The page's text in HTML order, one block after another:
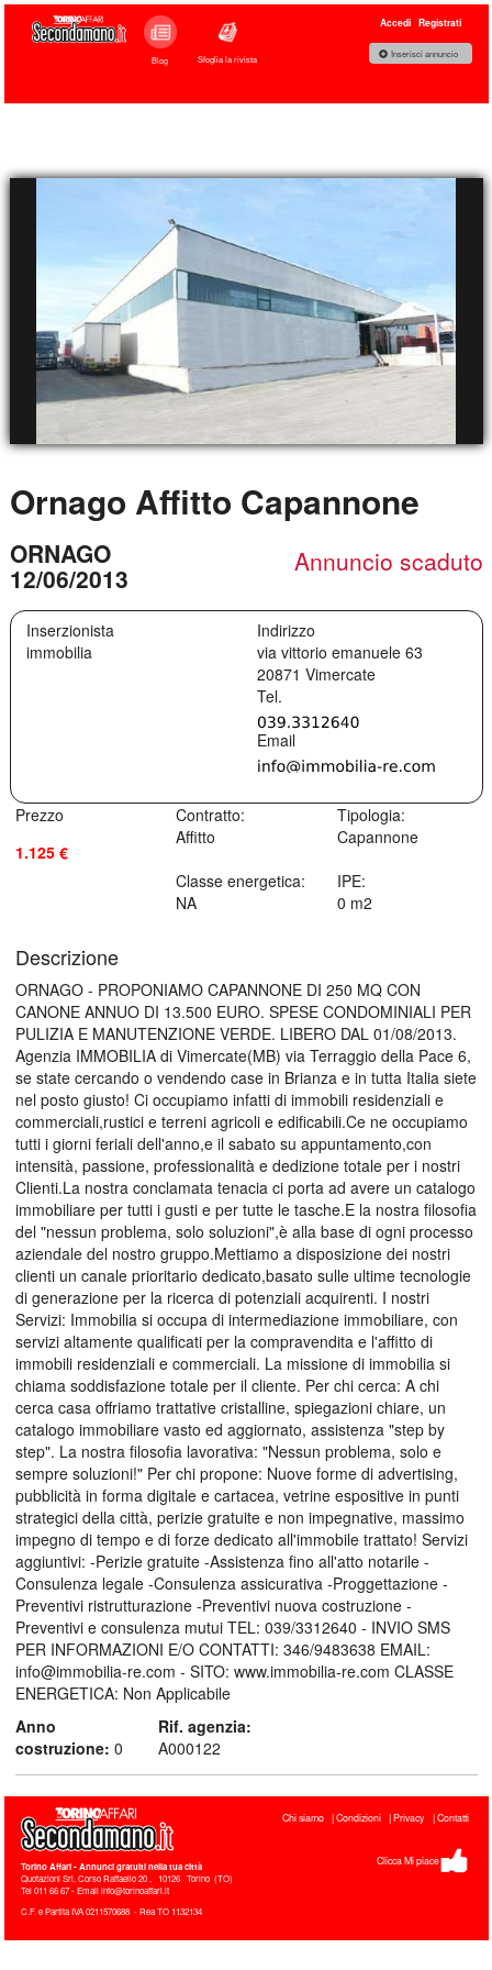
Blog Sfoglia la rivista
Accedi Registrati
Inserisci annuncio
Ornago Affitto Capannone
ORNAGO
12/06/2013
Annuncio scaduto
Inserzionista
immobilia
Indirizzo
via vittorio emanuele 63
20871 Vimercate
Prezzo
1.125 €
Contratto:
Affitto
Tipologia:
Capannone
Classe energetica:
NA
IPE:
0 m2
Descrizione
ORNAGO - PROPONIAMO CAPANNONE DI 250 MQ CON
CANONE ANNUO DI 13.500 EURO. SPESE CONDOMINIALI PER
PULIZIA E MANUTENZIONE VERDE. LIBERO DAL 01/08/2013.
Agenzia IMMOBILIA di Vimercate(MB) via Terraggio della Pace 6,
se state cercando o vendendo case in Brianza e in tutta Italia siete
nel posto giusto! Ci occupiamo infatti di immobili residenziali e
commerciali,rustici e terreni agricoli e edificabili.Ce ne occupiamo
tutti i giorni feriali dell'anno,e il sabato su appuntamento,con
intensità, passione, professionalità e dedizione totale per i nostri
Clienti.La nostra conclamata tenacia ci porta ad avere un catalogo
immobiliare per tutti i gusti e per tutte le tasche.E la nostra filosofia
del "nessun problema, solo soluzioni",è alla base di ogni processo
aziendale del nostro gruppo.Mettiamo a disposizione dei nostri
clienti un canale prioritario dedicato,basato sulle ultime tecnologie
di generazione per la ricerca di potenziali acquirenti. I nostri
Servizi: Immobilia si occupa di intermediazione immobiliare, con
servizi altamente qualificati per la compravendita e l'affitto di
immobili residenziali e commerciali. La missione di immobilia si
chiama soddisfazione totale per il cliente. Per chi cerca: A chi
cerca casa offriamo trattative cristalline, spiegazioni chiare, un
catalogo immobiliare vasto ed aggiornato, assistenza "step by
step". La nostra filosofia lavorativa: "Nessun problema, solo e
sempre soluzioni!" Per chi propone: Nuove forme di advertising,
pubblicità in forma digitale e cartacea, vetrine espositive in punti
strategici della città, perizie gratuite e non impegnative, massimo
impegno di tempo e di forze dedicato all'immobile trattato! Servizi
aggiuntivi: -Perizie gratuite -Assistenza fino all'atto notarile -
Consulenza legale -Consulenza assicurativa -Proggettazione -
Preventivi ristrutturazione -Preventivi nuova costruzione -
Preventivi e consulenza mutui TEL: 039/3312640 - INVIO SMS
PER INFORMAZIONI E/O CONTATTI: 346/9483638 EMAIL:
info@immobilia-re.com - SITO: www.immobilia-re.com CLASSE
ENERGETICA: Non Applicabile
Anno
costruzione: 0
Rif. agenzia:
A000122
Torino Affari- Annunci gratuiti nella tua città
Quotazioni Srl, Corso Raffaello 20, 10126 Torino (TO)
Tel011 66 67 - Email info@torinoaffari.it
C.F. e Partita IVA 0211570688 - Rea TO 1132134
Chi siamo Condizioni Privacy Contatti
Clicca Mi piace